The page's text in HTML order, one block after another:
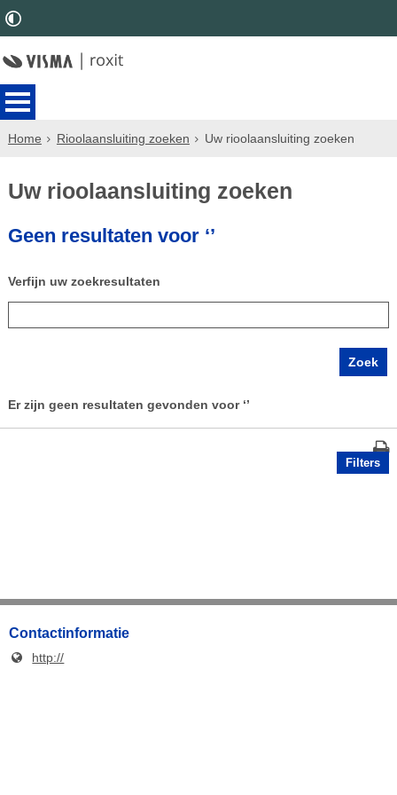
Home Rioolaansluiting zoeken Uw rioolaansluiting zoeken
Uw rioolaansluiting zoeken
Geen resultaten voor ‘’
Verfijn uw zoekresultaten
Er zijn geen resultaten gevonden voor ‘’
Filters
Contactinformatie
http://